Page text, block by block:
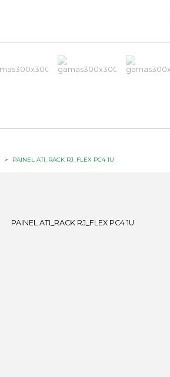
> PAINEL ATI_RACK RJ_FLEX PC4 1U